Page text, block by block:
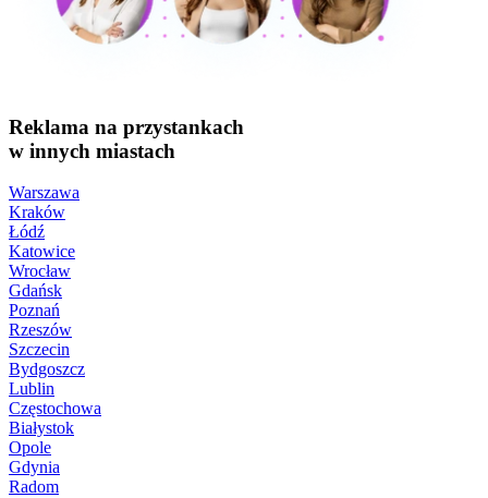
Reklama na przystankach
w innych miastach
Warszawa
Kraków
Łódź
Katowice
Wrocław
Gdańsk
Poznań
Rzeszów
Szczecin
Bydgoszcz
Lublin
Częstochowa
Białystok
Opole
Gdynia
Radom